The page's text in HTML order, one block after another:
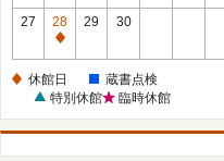
27
28
休
日
29 30
休館日
蔵書点検
特別休館
臨時休館